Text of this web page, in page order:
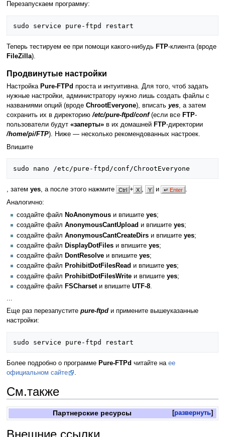
Перезапускаем программу:
Теперь тестируем ее при помощи какого-нибудь FTP-клиента (вроде
FileZilla).
Продвинутые настройки
Настройка Pure-FTPd проста и интуитивна. Для того, чтоб задать
нужные настройки, администратору нужно лишь создать файлы с
названиями опций (вроде ChrootEveryone), вписать yes, а затем
сохранить их в директорию/etc/pure-ftpd/conf(если все FTP-
пользователи будут «заперты»в их домашней FTP-директории
/home/pi/FTP). Ниже — несколько рекомендованных настроек.
Впишите
, затем yes, а после этого нажмите Ctrl + X , Y и ↵ Enter .
Аналогично:
создайте файл NoAnonymous и впишите yes;
создайте файл AnonymousCantUpload и впишите yes;
создайте файл AnonymousCantCreateDirs и впишите yes;
создайте файл DisplayDotFiles и впишите yes;
создайте файл DontResolve и впишите yes;
создайте файл ProhibitDotFilesRead и впишите yes;
создайте файл ProhibitDotFilesWrite и впишите yes;
создайте файл FSCharsetи впишите UTF-8.
...
Еще раз перезапустите pure-ftpdи примените вышеуказанные
настройки:
Более подробно о программе Pure-FTPd читайте на ее
официальном сайте
.
См.также
развернуть
Партнерские ресурсы